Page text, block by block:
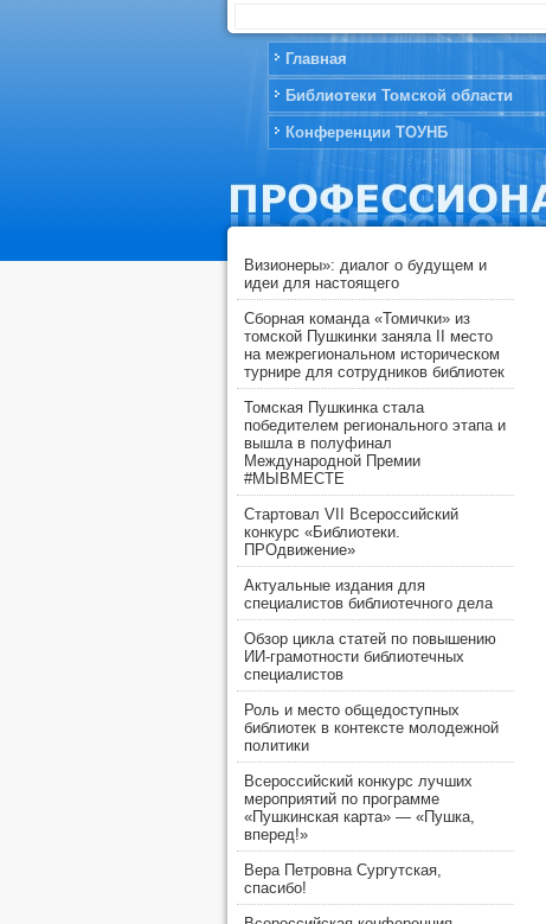
Главная
Библиотеки Томской области
Конференции ТОУНБ
Визионеры»: диалог о будущем и
идеи для настоящего
Сборная команда «Томички» из
томской Пушкинки заняла II место
на межрегиональном историческом
турнире для сотрудников библиотек
Томская Пушкинка стала
победителем регионального этапа и
вышла в полуфинал
Международной Премии
#МЫВМЕСТЕ
Стартовал VII Всероссийский
конкурс «Библиотеки.
ПРОдвижение»
Актуальные издания для
специалистов библиотечного дела
Обзор цикла статей по повышению
ИИ-грамотности библиотечных
специалистов
Роль и место общедоступных
библиотек в контексте молодежной
политики
Всероссийский конкурс лучших
мероприятий по программе
«Пушкинская карта» — «Пушка,
вперед!»
Вера Петровна Сургутская,
спасибо!